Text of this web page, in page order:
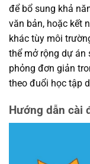
để bổ sung khả
văn bản, hoặc kết
khác tùy môi
thể mở rộng dự án
phỏng đơn giản
theo đuổi học tập
Hướng dẫn cài